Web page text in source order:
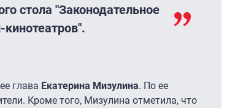
стола "Законодательное
кинотеатров".
глава Екатерина Мизулина. По ее
Кроме того, Мизулина отметила, что